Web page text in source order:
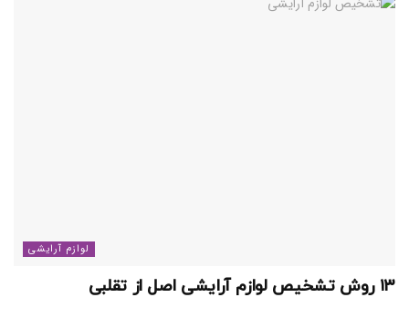
لوازم آرایشی
۱۳ روش تشخیص لوازم آرایشی اصل از تقلبی